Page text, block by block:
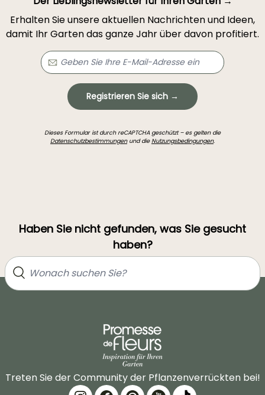
Erhalten Sie unsere aktuellen Nachrichten und Ideen,
damit Ihr Garten das ganze Jahr über davon profitiert.
Registrieren Sie sich →
Dieses Formular ist durch reCAPTCHA geschützt – es gelten die
Datenschutzbestimmungenund dieNutzungsbedingungen.
Haben Sie nicht gefunden, was Sie gesucht
haben?
Treten Sie der Community der Pflanzenverrückten bei!